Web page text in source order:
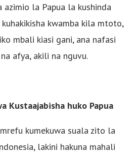
azimio la Papua la kushinda
kwamba kila mtoto,
mbali kiasi gani, ana nafasi
afya, akili na nguvu.
Kustaajabisha huko Papua
kumekuwa suala zito la
lakini hakuna mahali